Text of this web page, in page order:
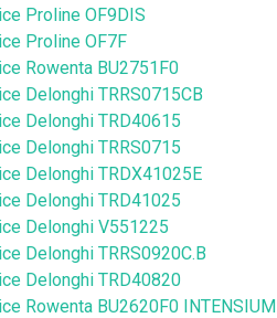
Proline OF9DIS
Proline OF7F
Rowenta BU2751F0
Delonghi TRRS0715CB
Delonghi TRD40615
Delonghi TRRS0715
Delonghi TRDX41025E
Delonghi TRD41025
Delonghi V551225
Delonghi TRRS0920C.B
Delonghi TRD40820
Rowenta BU2620F0 INTENSIUM